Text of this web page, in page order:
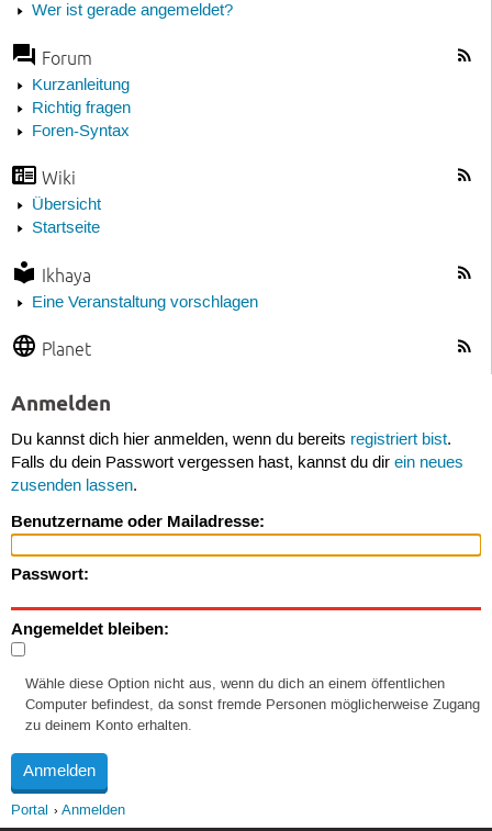
Wer ist gerade angemeldet?
Forum
Kurzanleitung
Richtig fragen
Foren-Syntax
Wiki
Übersicht
Startseite
Ikhaya
Eine Veranstaltung vorschlagen
Planet
Anmelden
Du kannst dich hier anmelden, wenn du bereits registriert bist.
Falls du dein Passwort vergessen hast, kannst du dir ein neues
zusenden lassen.
Benutzername oder Mailadresse:
Passwort:
Angemeldet bleiben:
Wähle diese Option nicht aus, wenn du dich an einem öffentlichen
Computer befindest, da sonst fremde Personen möglicherweise Zugang
zu deinem Konto erhalten.
Portal Anmelden